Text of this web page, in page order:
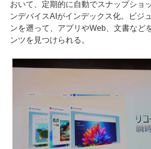
おいて、定期的に自動でスナップショ
ンデバイスAIがインデックス化。ビジ
ンを遡って、アプリやWeb、文書など
ンツを見つけられる。